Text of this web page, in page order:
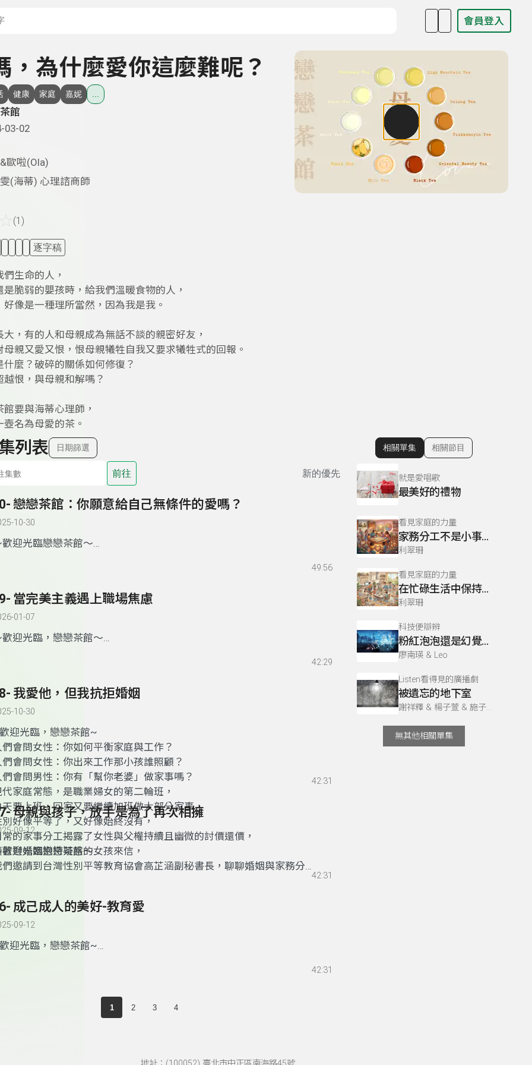
會員登入
，為什麼愛你這麼難呢？
健康 家庭 嘉妮
館
03-02
歐啦(Ola)
(海蒂) 心理諮商師
(1)
逐字稿
生命的人，
是脆弱的嬰孩時，給我們溫暖食物的人，
好像是一種理所當然，因為我是我。
大，有的人和母親成為無話不談的親密好友，
母親又愛又恨，恨母親犧牲自我又要求犧牲式的回報。
什麼？破碎的關係如何修復？
越恨，與母親和解嗎？
要與海蒂心理師，
名為母愛的茶。
列表 日期篩選
前往 新的優先
戀戀茶館：你願意給自己無條件的愛嗎？
10-30
歡迎光臨戀戀茶館～
辦法控制自己在意別人的眼光，
是你特別重視的人，
陷入一種「過度自責」的狀態，
起問問自己，你願意給自己無條件的愛嗎？
49:56
當完美主義遇上職場焦慮
01-07
歡迎光臨，戀戀茶館～
否你也覺得自己變得不像自己了呢？
宇聯心理治療所陳如雯心理師
與我們泡一壺茶，一起安撫躁動不安的心
42:29
我愛他，但我抗拒婚姻
10-30
迎光臨，戀戀茶館~
們會問女性：你如何平衡家庭與工作？
們會問女性：你出來工作那小孩誰照顧？
們會問男性：你有「幫你老婆」做家事嗎？
代家庭常態，是職業婦女的第二輪班，
天要上班，回家又要繼續加班做大部分家事，
別好像平等了，又好像始終沒有，
常的家事分工揭露了女性與父權持續且幽微的討價還價，
著對婚姻抱持疑惑的女孩來信，
們邀請到台灣性別平等教育協會高芷涵副秘書長，聊聊婚姻與家務分
42:31
母親與孩子，放手是為了再次相擁
09-12
歡迎光臨戀戀茶館～
親是孩子成長的見證者，
長如此令她喜悅，卻也難掩淡淡憂愁，
親與孩子，注定是不停地面臨分離嗎？
一個無條件給予愛的人，
42:31
成己成人的美好-教育愛
09-12
迎光臨，戀戀茶館~
的老師雖然只陪你度過人生短短的那幾年，
42:31
1 2 3 4
顯示相關單集
相關單集 相關節目
就是愛唱歌
最美好的禮物
看見家庭的力量
家務分工不是小事！更是一門情感藝術
利翠珊
看見家庭的力量
在忙碌生活中保持親密感
利翠珊
科技便辯辨
粉紅泡泡還是幻覺泡泡？AI愛情的真假交界
廖南瑛 & Leo
Listen看得見的廣播劇
被遺忘的地下室
謝祥釋 & 楊子萱 & 施子涵 & 國立臺灣藝術大學廣電系 徐進輝老師
無其他相關單集